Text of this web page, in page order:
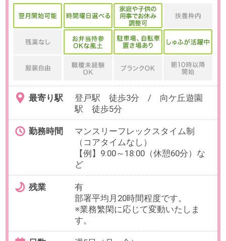
給与 年収330～350万円想定
※給与はご経験・スキルに応じて変
動致します。
【給与形態】月給制
【固定残業代／月】別途支給
【賞与】年2回（6月・12月）
【昇給】年1回（4月）
＜年間休日120日＞
完全週休2日制（土曜・日曜）、祝
日休み、年末年始休暇、夏季休
暇、慶弔休暇 その他
※セミナー・勉強会などの参加によ
り、土日出勤の場合あり（振替休
日で対応します）
【福利厚生】
社会保険完備、退職金制度、研修
制度、健康診断 他
必要経験
【必須】
・簿記3級以上の資格をお持ちの方
・社会人としてのビジネスマナー
がある方
OAスキル -